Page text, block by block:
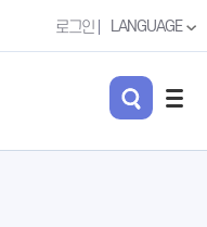
로그인 LANGUAGE